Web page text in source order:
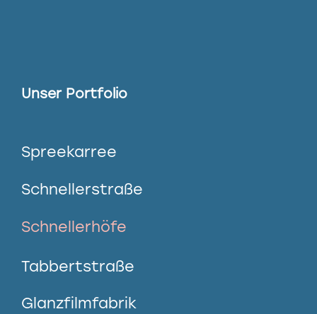
Unser Portfolio
Spreekarree
Schnellerstraße
Schnellerhöfe
Tabbertstraße
Glanzfilmfabrik